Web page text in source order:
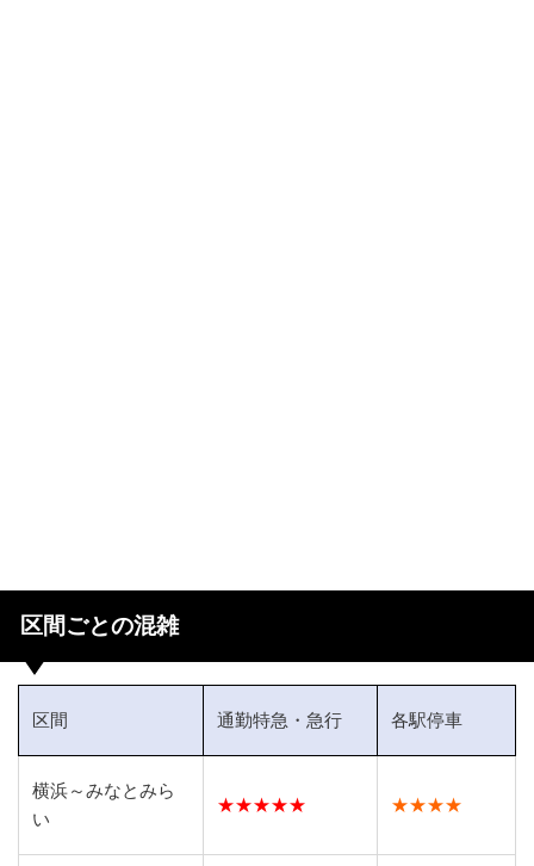
区間ごとの混雑
区間 通勤特急・急行 各駅停車
横浜～みなとみら
い
★★★★★ ★★★★